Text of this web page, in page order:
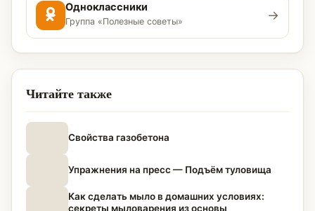
Одноклассники
Группа «Полезные советы» →
Читайте также
Свойства газобетона
Упражнения на пресс — Подъём туловища
Как сделать мыло в домашних условиях:
секреты мыловарения из основы